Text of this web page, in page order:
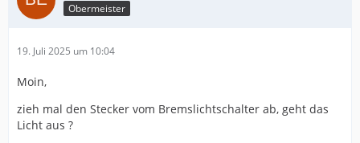
Obermeister
19. Juli 2025 um 10:04
Moin,
zieh mal den Stecker vom Bremslichtschalter ab, geht das
Licht aus ?